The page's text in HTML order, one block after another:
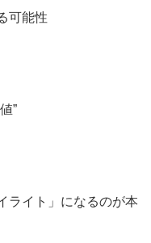
可能性
”
ライト」になるのが本